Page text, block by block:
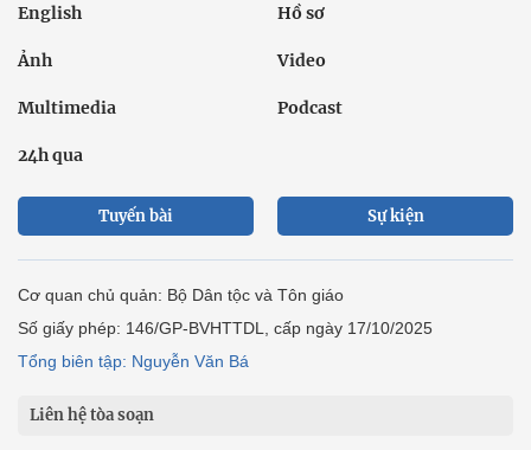
English Hồ sơ
Ảnh Video
Multimedia Podcast
24h qua
Tuyến bài Sự kiện
Cơ quan chủ quản: Bộ Dân tộc và Tôn giáo
Số giấy phép: 146/GP-BVHTTDL, cấp ngày 17/10/2025
Tổng biên tập: Nguyễn Văn Bá
Liên hệ tòa soạn